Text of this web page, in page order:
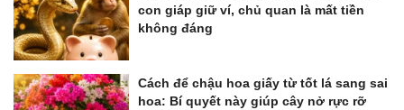
con giáp giữ ví, chủ quan là mất tiền
không đáng
Cách để chậu hoa giấy từ tốt lá sang sai
hoa: Bí quyết này giúp cây nở rực rỡ